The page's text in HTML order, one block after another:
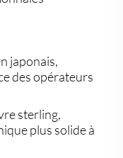
japonais,
des opérateurs
sterling,
plus solide à